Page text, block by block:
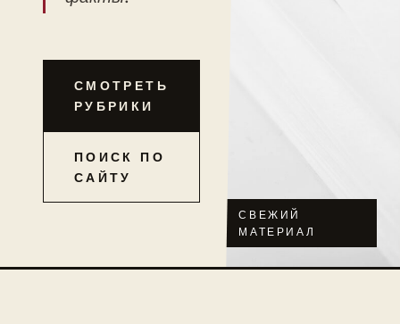
СМОТРЕТЬ
РУБРИКИ
ПОИСК ПО
САЙТУ
СВЕЖИЙ
МАТЕРИАЛ